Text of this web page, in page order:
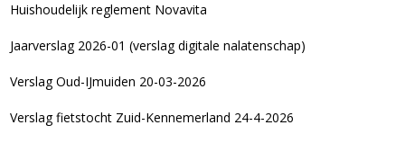
Huishoudelijk reglement Novavita
Jaarverslag 2026-01 (verslag digitale nalatenschap)
Verslag Oud-IJmuiden 20-03-2026
Verslag fietstocht Zuid-Kennemerland 24-4-2026